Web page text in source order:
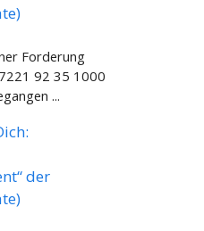
Forderung
92 35 1000
...
der